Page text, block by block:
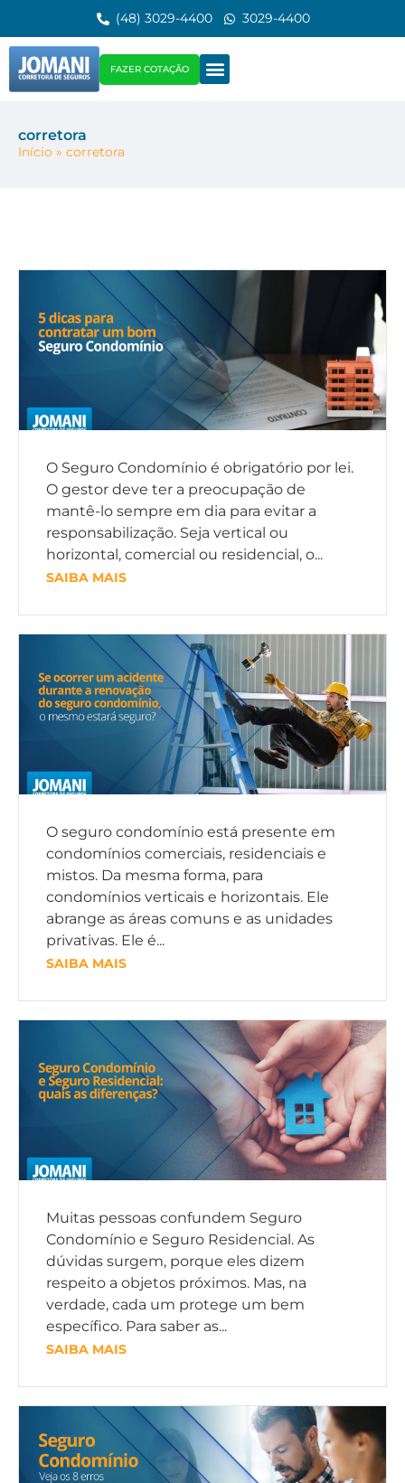
(48) 3029-4400 3029-4400
FAZER COTAÇÃO
corretora
Início » corretora
O Seguro Condomínio é obrigatório por lei.
O gestor deve ter a preocupação de
mantê-lo sempre em dia para evitar a
responsabilização. Seja vertical ou
horizontal, comercial ou residencial, o...
SAIBA MAIS
O seguro condomínio está presente em
condomínios comerciais, residenciais e
mistos. Da mesma forma, para
condomínios verticais e horizontais. Ele
abrange as áreas comuns e as unidades
privativas. Ele é...
SAIBA MAIS
Muitas pessoas confundem Seguro
Condomínio e Seguro Residencial. As
dúvidas surgem, porque eles dizem
respeito a objetos próximos. Mas, na
verdade, cada um protege um bem
específico. Para saber as...
SAIBA MAIS